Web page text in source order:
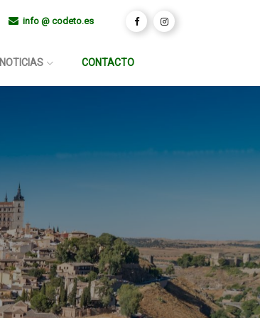
info @ codeto.es
NOTICIAS CONTACTO(CURRENT)